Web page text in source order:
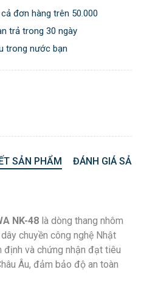
đơn hàng trên 50.000
trả trong 30 ngày
trong nước bạn
SẢN PHẨM ĐÁNH GIÁ
NK-48 là dòng thang nhôm
chuyền công nghệ Nhật
định và chứng nhận đạt tiêu
Âu, đảm bảo độ an toàn